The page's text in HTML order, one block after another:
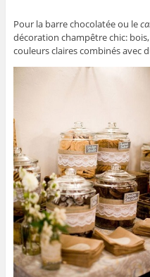
Pour la barre chocolatée ou le
décoration champêtre chic:
couleurs claires combinés avec